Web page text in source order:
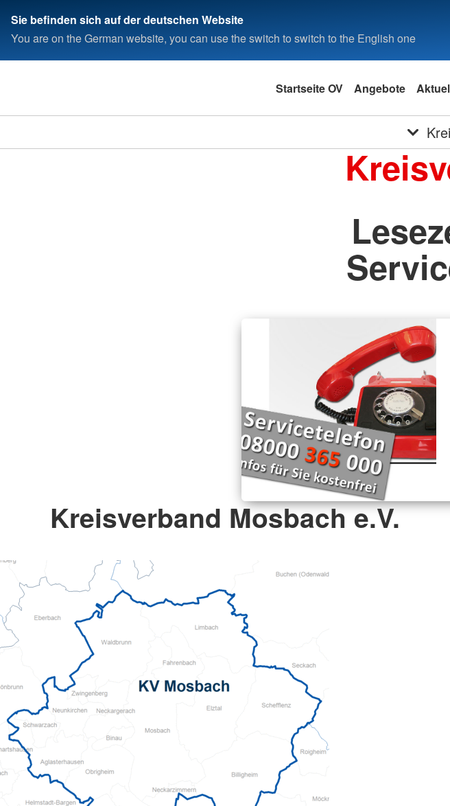
Sie befinden sich auf der deutschen Website
You are on the German website, you can use the switch to switch to the English one
Startseite OV Angebote
Kreisverband Mosbach e.V.